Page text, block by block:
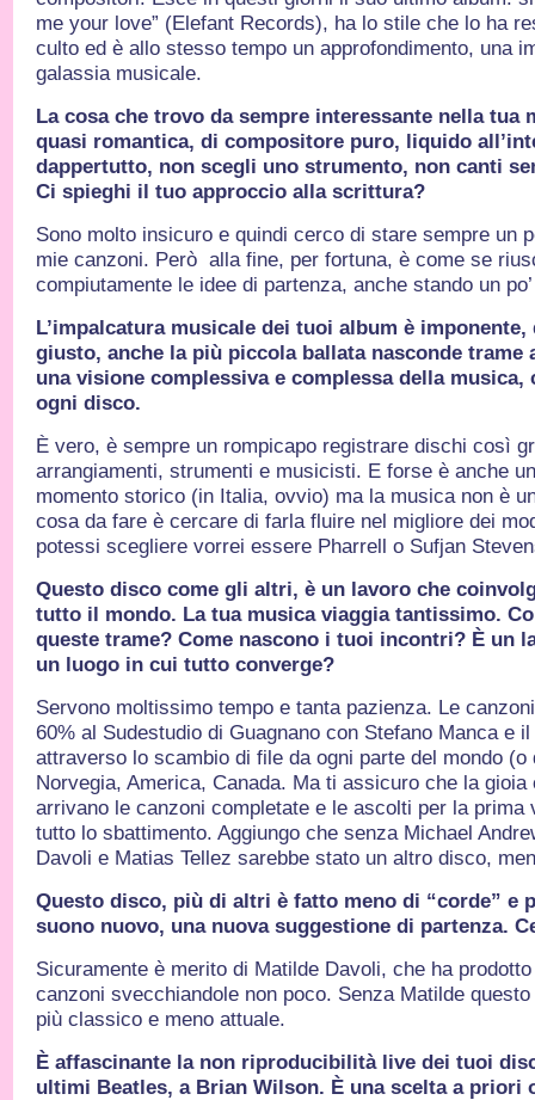
me your love” (Elefant Records), ha lo stile che lo ha
culto ed è allo stesso tempo un approfondimento, una
galassia musicale.
La cosa che trovo da sempre interessante nella tua
quasi romantica, di compositore puro, liquido
dappertutto, non scegli uno strumento, non canti
Ci spieghi il tuo approccio alla scrittura?
Sono molto insicuro e quindi cerco di stare sempre un
mie canzoni. Però alla fine, per fortuna, è come se
compiutamente le idee di partenza, anche stando un
L’impalcatura musicale dei tuoi album è
giusto, anche la più piccola ballata nasconde trame
una visione complessiva e complessa della musica,
ogni disco.
È vero, è sempre un rompicapo registrare dischi così
arrangiamenti, strumenti e musicisti. E forse è anche
momento storico (in Italia, ovvio) ma la musica non è
cosa da fare è cercare di farla fluire nel migliore dei
potessi scegliere vorrei essere Pharrell o Sufjan
Questo disco come gli altri, è un lavoro che
tutto il mondo. La tua musica viaggia tantissimo.
queste trame? Come nascono i tuoi incontri? È un
un luogo in cui tutto converge?
Servono moltissimo tempo e tanta pazienza. Le
60% al Sudestudio di Guagnano con Stefano Manca e
attraverso lo scambio di file da ogni parte del mondo (o
Norvegia, America, Canada. Ma ti assicuro che la
arrivano le canzoni completate e le ascolti per la prima
tutto lo sbattimento. Aggiungo che senza Michael
Davoli e Matias Tellez sarebbe stato un altro disco,
Questo disco, più di altri è fatto meno di “corde” e
suono nuovo, una nuova suggestione di partenza.
Sicuramente è merito di Matilde Davoli, che ha
canzoni svecchiandole non poco. Senza Matilde
più classico e meno attuale.
È affascinante la non riproducibilità live dei tuoi
ultimi Beatles, a Brian Wilson. È una scelta a priori